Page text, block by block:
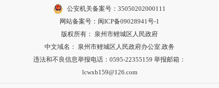
公安机关备案号：35050202000111
网站备案号：闽ICP备09028941号-1
版权所有： 泉州市鲤城区人民政府
中文域名： 泉州市鲤城区人民政府办公室.政务
违法和不良信息举报电话：0595-22355159 举报邮箱：
lcwxb159@126.com